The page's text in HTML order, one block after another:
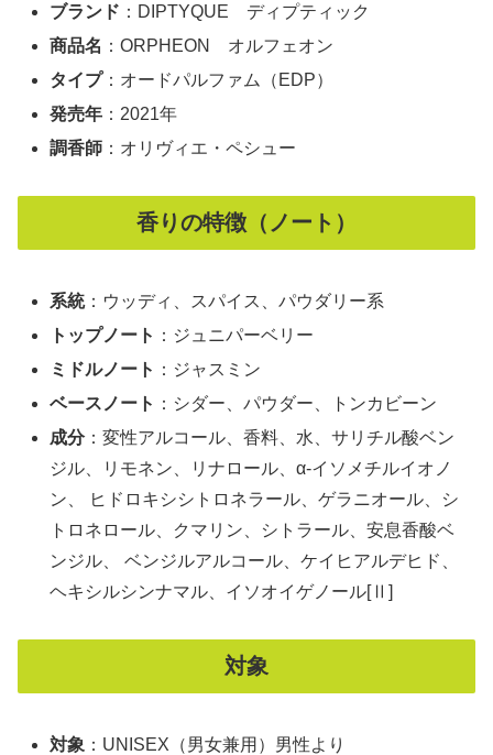
ブランド ：DIPTYQUE ディプティック
商品名 ：ORPHEON オルフェオン
タイプ：オードパルファム（EDP）
発売年 ：2021年
調香師 ：オリヴィエ・ペシュー
香りの特徴（ノート）
系統：ウッディ、スパイス、パウダリー系
トップノート ：ジュニパーベリー
ミドルノート ：ジャスミン
ベースノート ：シダー、パウダー、トンカビーン
成分：変性アルコール、香料、水、サリチル酸ベン
ジル、リモネン、リナロール、α-イソメチルイオノ
ン、 ヒドロキシシトロネラール、ゲラニオール、シ
トロネロール、クマリン、シトラール、安息香酸ベ
ンジル、 ベンジルアルコール、ケイヒアルデヒド、
ヘキシルシンナマル、イソオイゲノール[Ⅱ]
対象
対象 ：UNISEX（男女兼用）男性より